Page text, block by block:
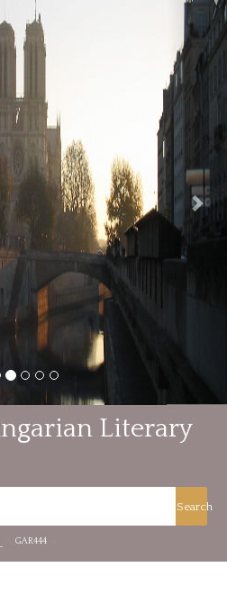
Literary
Search
GAR444